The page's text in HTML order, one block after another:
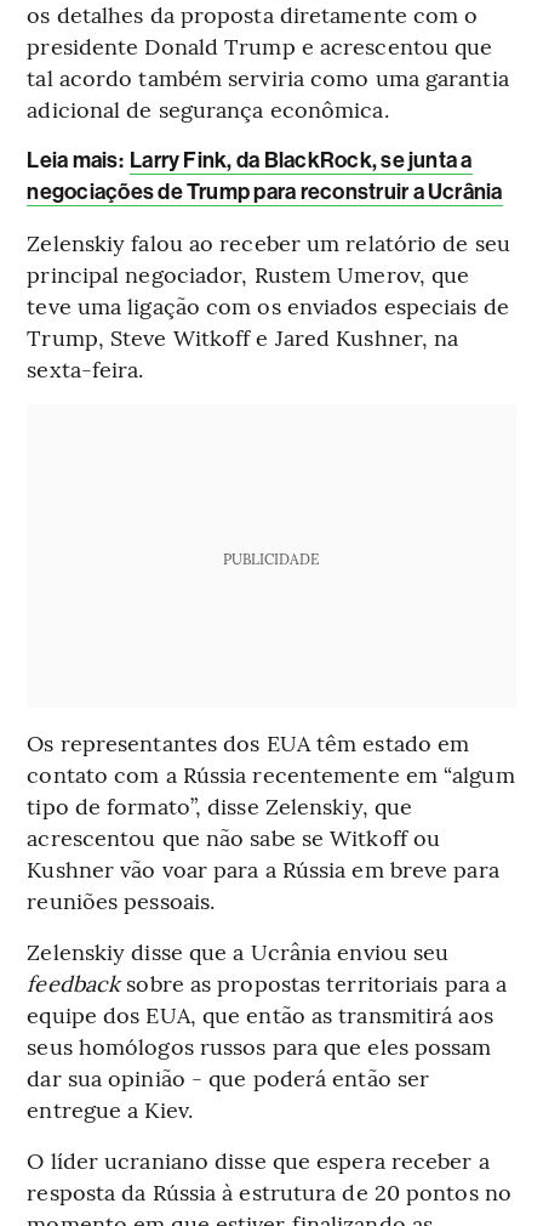
os detalhes da proposta diretamente com o
presidente Donald Trump e acrescentou que
tal acordo também serviria como uma garantia
adicional de segurança econômica.
Leia mais: Larry Fink, da BlackRock, se junta a
negociações de Trump para reconstruir a Ucrânia
Zelenskiy falou ao receber um relatório de seu
principal negociador, Rustem Umerov, que
teve uma ligação com os enviados especiais de
Trump, Steve Witkoff e Jared Kushner, na
sexta-feira.
PUBLICIDADE
Os representantes dos EUA têm estado em
contato com a Rússia recentemente em “algum
tipo de formato”, disse Zelenskiy, que
acrescentou que não sabe se Witkoff ou
Kushner vão voar para a Rússia em breve para
reuniões pessoais.
Zelenskiy disse que a Ucrânia enviou seu
feedbacksobre as propostas territoriais para a
equipe dos EUA, que então as transmitirá aos
seus homólogos russos para que eles possam
dar sua opinião - que poderá então ser
entregue a Kiev.
O líder ucraniano disse que espera receber a
resposta da Rússia à estrutura de 20 pontos no